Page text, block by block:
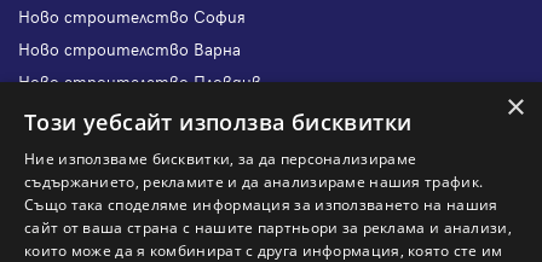
Ново строителство София
Ново строителство Варна
Ново строителство Пловдив
Ново строителство Бургас
Защо да отдам имот с Адрес?
Наши офиси
Кариери
×
Този уебсайт използва бисквитки
Ние използваме бисквитки, за да персонализираме
съдържанието, рекламите и да анализираме нашия трафик.
Също така споделяме информация за използването на нашия
сайт от ваша страна с нашите партньори за реклама и анализи,
които може да я комбинират с друга информация, която сте им